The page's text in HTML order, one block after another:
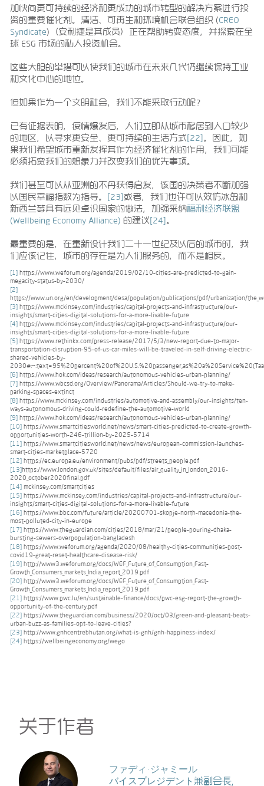
加快向更可持续的经济和更成功的城市转型的解决方案进行投
资的重要催化剂。清洁、可再生和环境机会联合组织 (CREO
Syndicate)（安利捷是其成员）正在帮助转变态度，并探索在全
球 ESG 市场的私人投资机会。
这些大胆的举措可以使我们的城市在未来几代仍继续保持工业
和文化中心的地位。
但如果作为一个文明社会，我们不能采取行动呢？
已有证据表明，疫情爆发后，人们立即从城市移居到人口较少
的地区，以寻求更安全、更可持续的生活方式 [22]
。因此，如
果我们希望城市重新发挥其作为经济催化剂的作用，我们可能
必须拓宽我们的想象力并改变我们的优先事项。
我们甚至可以从亚洲的不丹获得启发，该国的决策者不断加强
以国民幸福指数为指导。
[23] 或者，我们也许可以效仿冰岛和
新西兰等具有远见卓识国家的做法，加强采纳福利经济联盟
(Wellbeing Economy Alliance) 的建议 [24]
最重要的是，在重新设计我们二十一世纪及以后的城市时，我
们应该记住，城市的存在是为人们服务的，而不是相反。
[1] https://www.weforum.org/agenda/2019/02/10-cities-are-predicted-to-gain-
megacity-status-by-2030/
[2]
https://www.un.org/en/development/desa/population/publications/pdf/urbanization/
[3] https://www.mckinsey.com/industries/capital-projects-and-infrastructure/our-
insights/smart-cities-digital-solutions-for-a-more-livable-future
[4] https://www.mckinsey.com/industries/capital-projects-and-infrastructure/our-
insights/smart-cities-digital-solutions-for-a-more-livable-future
[5] https://www.rethinkx.com/press-release/2017/5/3/new-report-due-to-major-
transportation-disruption-95-of-us-car-miles-will-be-traveled-in-self-driving-electric-
shared-vehicles-by-
[6] https://www.hok.com/ideas/research/autonomous-vehicles-urban-planning/
[7] https://www.wbcsd.org/Overview/Panorama/Articles/Should-we-try-to-make-
parking-spaces-extinct
[8] https://www.mckinsey.com/industries/automotive-and-assembly/our-insights/ten-
ways-autonomous-driving-could-redefine-the-automotive-world
[9] https://www.hok.com/ideas/research/autonomous-vehicles-urban-planning/
[10] https://www.smartcitiesworld.net/news/smart-cities-predicted-to-create-growth-
opportunities-worth-246-trillion-by-2025-5714
[11] https://www.smartcitiesworld.net/news/news/european-commission-launches-
smart-cities-marketplace-5720
[12] https://ec.europa.eu/environment/pubs/pdf/streets_people.pdf
[13]https://www.london.gov.uk/sites/default/files/air_quality_in_london_2016-
2020_october2020final.pdf
[14] mckinsey.com/smartcities
[15] https://www.mckinsey.com/industries/capital-projects-and-infrastructure/our-
insights/smart-cities-digital-solutions-for-a-more-livable-future
[16] https://www.bbc.com/future/article/20200701-skopje-north-macedonia-the-
most-polluted-city-in-europe
[17] https://www.theguardian.com/cities/2018/mar/21/people-pouring-dhaka-
bursting-sewers-overpopulation-bangladesh
[18] https://www.weforum.org/agenda/2020/08/healthy-cities-communities-post-
covid19-great-reset-healthcare-disease-risk/
[19] http://www3.weforum.org/docs/WEF_Future_of_Consumption_Fast-
Growth_Consumers_markets_India_report_2019.pdf
[20] http://www3.weforum.org/docs/WEF_Future_of_Consumption_Fast-
Growth_Consumers_markets_India_report_2019.pdf
[21] https://www.pwc.lu/en/sustainable-finance/docs/pwc-esg-report-the-growth-
opportunity-of-the-century.pdf
[22] https://www.theguardian.com/business/2020/oct/03/green-and-pleasant-beats-
urban-buzz-as-families-opt-to-leave-cities?
[23] http://www.gnhcentrebhutan.org/what-is-gnh/gnh-happiness-index/
[24] https://wellbeingeconomy.org/wego
关于作者
ファディ・ジャミール
バイスプレジデント兼副会長,